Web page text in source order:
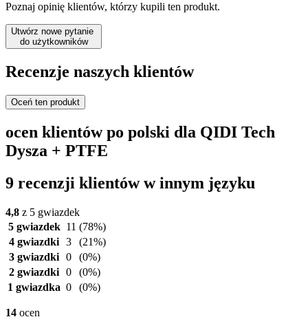
Poznaj opinię klientów, którzy kupili ten produkt.
Utwórz nowe pytanie
do użytkowników
Recenzje naszych klientów
Oceń ten produkt
ocen klientów po polski dla QIDI Tech
Dysza + PTFE
9 recenzji klientów w innym języku
4,8 z 5 gwiazdek
5 gwiazdek 11 (78%)
4 gwiazdki 3
(21%)
3 gwiazdki 0
(0%)
2 gwiazdki 0
(0%)
1 gwiazdka 0 (0%)
14 ocen